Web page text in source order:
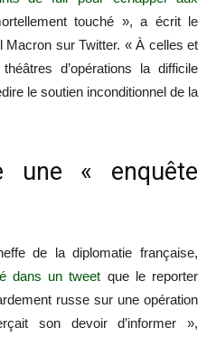
touché », a écrit le
Macron sur Twitter. « À celles et
d’opérations la difficile
le soutien inconditionnel de la
une « enquête
de la diplomatie française,
dans un tweet que le reporter
russe sur une opération
son devoir d’informer »,